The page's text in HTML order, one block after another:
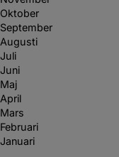
Oktober
September
Augusti
Juli
Juni
Maj
April
Mars
Februari
Januari